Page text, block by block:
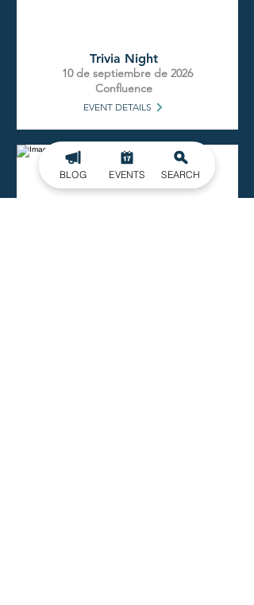
Trivia Night
10 de septiembre de 2026
Confluence
EVENT DETAILS
BLOG EVENTS SEARCH